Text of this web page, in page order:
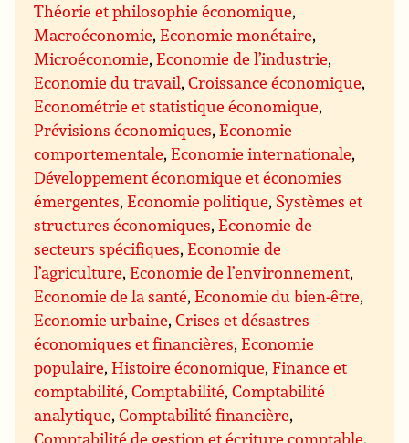
Théorie et philosophie économique,
Macroéconomie,Economie monétaire,
Microéconomie,Economie de l’industrie,
Economie du travail,Croissance économique,
Econométrie et statistique économique,
Prévisions économiques,Economie
comportementale,Economie internationale,
Développement économique et économies
émergentes,Economie politique, Systèmes et
structures économiques,Economie de
secteurs spécifiques,Economie de
l’agriculture,Economie de l’environnement,
Economie de la santé,Economie du bien-être,
Economie urbaine,Crises et désastres
économiques et financières,Economie
populaire,Histoire économique,Finance et
comptabilité,Comptabilité,Comptabilité
analytique,Comptabilité financière,
Comptabilité de gestion et écriture comptable,